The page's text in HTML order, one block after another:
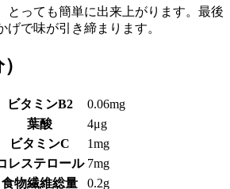
とっても簡単に出来上がります。最後
で味が引き締まります。
ビタミンB2
0.06mg
葉酸
4μg
ビタミンC
1mg
レステロール 7mg
食物繊維総量
0.2g